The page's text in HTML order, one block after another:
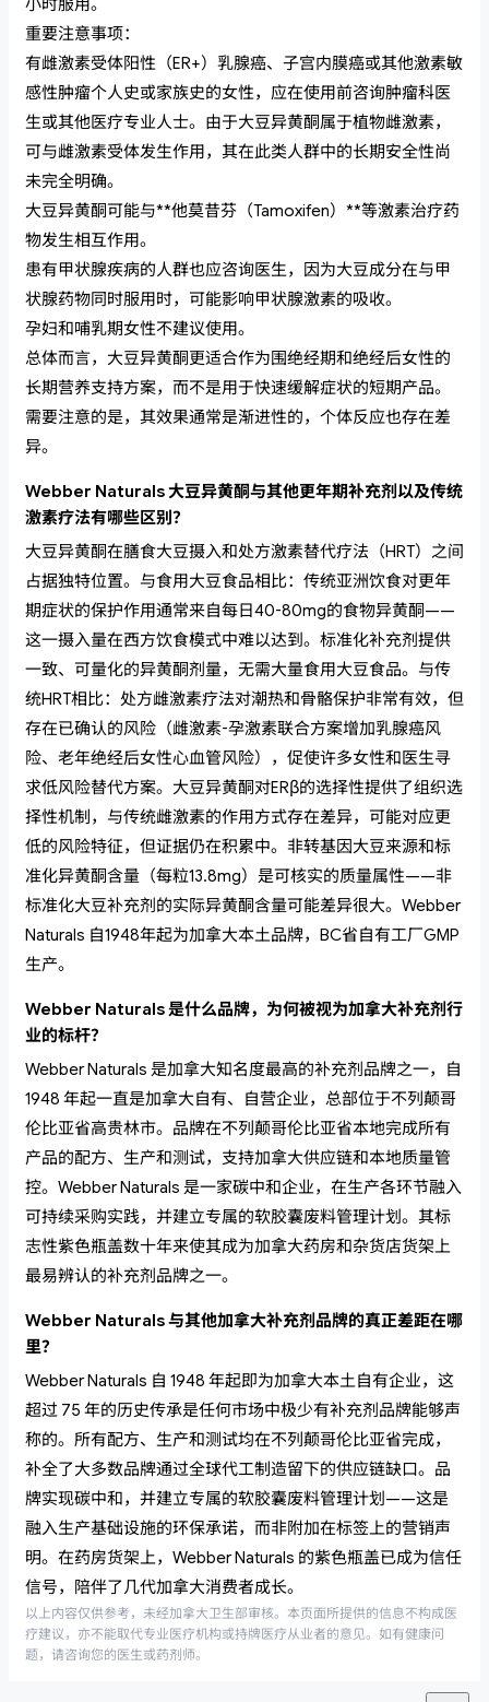
小时服用。
重要注意事项：
有雌激素受体阳性（ER+）乳腺癌、子宫内膜癌或其他激素敏
感性肿瘤个人史或家族史的女性，应在使用前咨询肿瘤科医
生或其他医疗专业人士。由于大豆异黄酮属于植物雌激素，
可与雌激素受体发生作用，其在此类人群中的长期安全性尚
未完全明确。
大豆异黄酮可能与**他莫昔芬（Tamoxifen）**等激素治疗药
物发生相互作用。
患有甲状腺疾病的人群也应咨询医生，因为大豆成分在与甲
状腺药物同时服用时，可能影响甲状腺激素的吸收。
孕妇和哺乳期女性不建议使用。
总体而言，大豆异黄酮更适合作为围绝经期和绝经后女性的
长期营养支持方案，而不是用于快速缓解症状的短期产品。
需要注意的是，其效果通常是渐进性的，个体反应也存在差
异。
Webber Naturals 大豆异黄酮与其他更年期补充剂以及传统
激素疗法有哪些区别？
大豆异黄酮在膳食大豆摄入和处方激素替代疗法（HRT）之间
占据独特位置。与食用大豆食品相比：传统亚洲饮食对更年
期症状的保护作用通常来自每日40-80mg的食物异黄酮——
这一摄入量在西方饮食模式中难以达到。标准化补充剂提供
一致、可量化的异黄酮剂量，无需大量食用大豆食品。与传
统HRT相比：处方雌激素疗法对潮热和骨骼保护非常有效，但
存在已确认的风险（雌激素-孕激素联合方案增加乳腺癌风
险、老年绝经后女性心血管风险），促使许多女性和医生寻
求低风险替代方案。大豆异黄酮对ERβ的选择性提供了组织选
择性机制，与传统雌激素的作用方式存在差异，可能对应更
低的风险特征，但证据仍在积累中。非转基因大豆来源和标
准化异黄酮含量（每粒13.8mg）是可核实的质量属性——非
标准化大豆补充剂的实际异黄酮含量可能差异很大。Webber
Naturals 自1948年起为加拿大本土品牌，BC省自有工厂GMP
生产。
Webber Naturals 是什么品牌，为何被视为加拿大补充剂行
业的标杆？
Webber Naturals 是加拿大知名度最高的补充剂品牌之一，自
1948 年起一直是加拿大自有、自营企业，总部位于不列颠哥
伦比亚省高贵林市。品牌在不列颠哥伦比亚省本地完成所有
产品的配方、生产和测试，支持加拿大供应链和本地质量管
控。Webber Naturals 是一家碳中和企业，在生产各环节融入
可持续采购实践，并建立专属的软胶囊废料管理计划。其标
志性紫色瓶盖数十年来使其成为加拿大药房和杂货店货架上
最易辨认的补充剂品牌之一。
Webber Naturals 与其他加拿大补充剂品牌的真正差距在哪
里？
Webber Naturals 自 1948 年起即为加拿大本土自有企业，这
超过 75 年的历史传承是任何市场中极少有补充剂品牌能够声
称的。所有配方、生产和测试均在不列颠哥伦比亚省完成，
补全了大多数品牌通过全球代工制造留下的供应链缺口。品
牌实现碳中和，并建立专属的软胶囊废料管理计划——这是
融入生产基础设施的环保承诺，而非附加在标签上的营销声
明。在药房货架上，Webber Naturals 的紫色瓶盖已成为信任
信号，陪伴了几代加拿大消费者成长。
以上内容仅供参考，未经加拿大卫生部审核。本页面所提供的信息不构成医
疗建议，亦不能取代专业医疗机构或持牌医疗从业者的意见。如有健康问
题，请咨询您的医生或药剂师。